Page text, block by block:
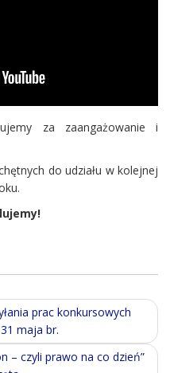
za zaangażowanie i
do udziału w kolejnej
prac konkursowych
maja br.
– czyli prawo na co dzień”